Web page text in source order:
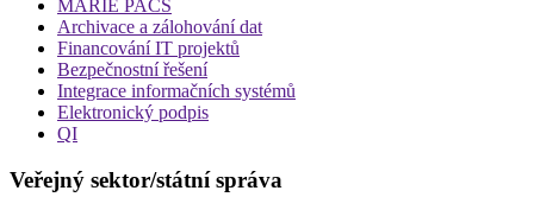
MARIE PACS
Archivace a zálohování dat
Financování IT projektů
Bezpečnostní řešení
Integrace informačních systémů
Elektronický podpis
QI
Veřejný sektor/státní správa